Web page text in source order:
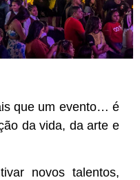
que um evento… é
da vida, da arte e
novos talentos,